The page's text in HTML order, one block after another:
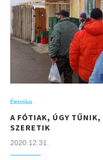
Életstílus
A FÓTIAK, ÚGY TŰNIK,
SZERETIK
2020.12.31.